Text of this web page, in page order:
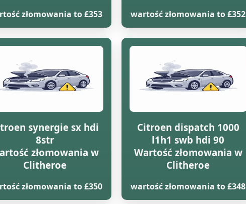
złomowania to £353 wartość złomowania to £352
synergie sx hdi
8str
złomowania w
Clitheroe
złomowania to £350
Citroen dispatch 1000
l1h1 swb hdi 90
Wartość złomowania w
Clitheroe
wartość złomowania to £348